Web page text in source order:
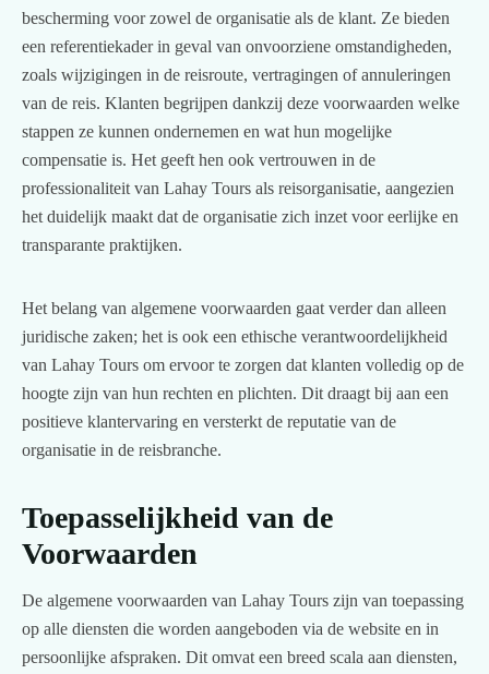
bescherming voor zowel de organisatie als de klant. Ze bieden
een referentiekader in geval van onvoorziene omstandigheden,
zoals wijzigingen in de reisroute, vertragingen of annuleringen
van de reis. Klanten begrijpen dankzij deze voorwaarden welke
stappen ze kunnen ondernemen en wat hun mogelijke
compensatie is. Het geeft hen ook vertrouwen in de
professionaliteit van Lahay Tours als reisorganisatie, aangezien
het duidelijk maakt dat de organisatie zich inzet voor eerlijke en
transparante praktijken.
Het belang van algemene voorwaarden gaat verder dan alleen
juridische zaken; het is ook een ethische verantwoordelijkheid
van Lahay Tours om ervoor te zorgen dat klanten volledig op de
hoogte zijn van hun rechten en plichten. Dit draagt bij aan een
positieve klantervaring en versterkt de reputatie van de
organisatie in de reisbranche.
Toepasselijkheid van de
Voorwaarden
De algemene voorwaarden van Lahay Tours zijn van toepassing
op alle diensten die worden aangeboden via de website en in
persoonlijke afspraken. Dit omvat een breed scala aan diensten,